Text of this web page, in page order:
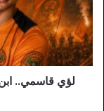
وموهبة
كروية
تشق
طريقها
نحو
التألقلؤي قاسمي..